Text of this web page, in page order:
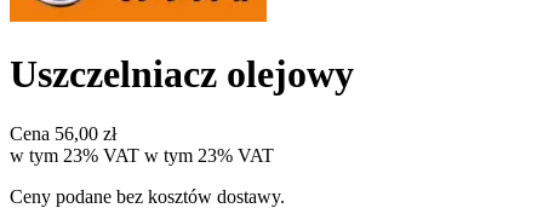
Uszczelniacz olejowy
Cena 56,00 zł
w tym 23% VAT w tym 23% VAT
Ceny podane bez kosztów dostawy.